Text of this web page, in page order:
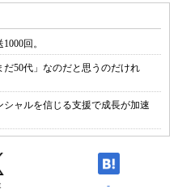
回。
だ50代」なのだと思うのだけれ
ャルを信じる支援で成長が加速
-